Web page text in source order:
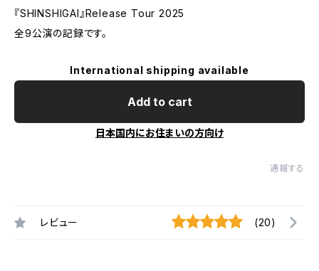
『SHINSHIGAI』Release Tour 2025
全9公演の記録です。
International shipping available
Add to cart
日本国内にお住まいの方向け
通報する
レビュー (20)